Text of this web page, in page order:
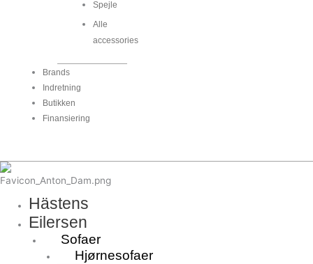
Spejle
Alle
accessories
Brands
Indretning
Butikken
Finansiering
Hästens
Eilersen
Sofaer
Hjørnesofaer